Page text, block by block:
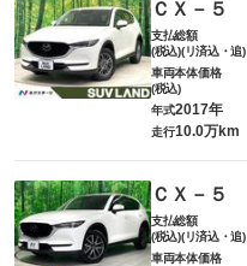
ＣＸ－５
支払総額
(税込)(リ済込・追)
車両本体価格
(税込)
年式2017年
走行10.0万km
ＣＸ－５
支払総額
(税込)(リ済込・追)
車両本体価格